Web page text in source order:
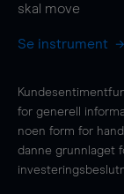
skal move
Se instrument
for generell
noen form for
danne grunnlaget